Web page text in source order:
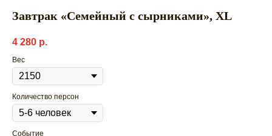
Завтрак «Семейный с сырниками», ХL
4 280 р.
Вес
Количество персон
Событие